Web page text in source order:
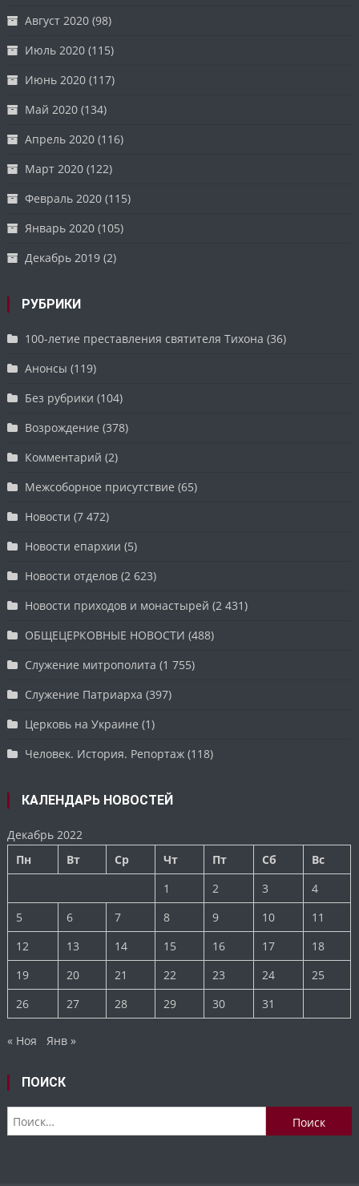
Август 2020 (98)
Июль 2020 (115)
Июнь 2020 (117)
Май 2020 (134)
Апрель 2020 (116)
Март 2020 (122)
Февраль 2020 (115)
Январь 2020 (105)
Декабрь 2019 (2)
РУБРИКИ
100-летие преставления святителя Тихона (36)
Анонсы (119)
Без рубрики (104)
Возрождение (378)
Комментарий (2)
Межсоборное присутствие (65)
Новости (7 472)
Новости епархии (5)
Новости отделов (2 623)
Новости приходов и монастырей (2 431)
ОБЩЕЦЕРКОВНЫЕ НОВОСТИ (488)
Служение митрополита (1 755)
Служение Патриарха (397)
Церковь на Украине (1)
Человек. История. Репортаж (118)
КАЛЕНДАРЬ НОВОСТЕЙ
Декабрь 2022
Пн
Вт Ср Чт Пт Сб
Вс
1
2 3
4
5
6 7 8 9 10
11
12
13 14 15 16 17
18
19
20 21 22 23 24
25
26
27 28 29 30 31
« Ноя Янв »
ПОИСК
Найти: